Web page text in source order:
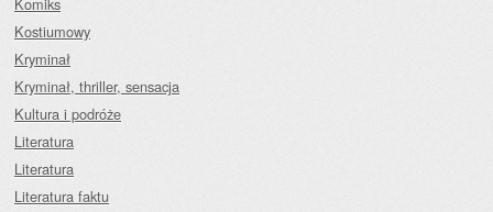
Kostiumowy
Kryminał
Kryminał, thriller, sensacja
Kultura i podróże
Literatura
Literatura
Literatura faktu